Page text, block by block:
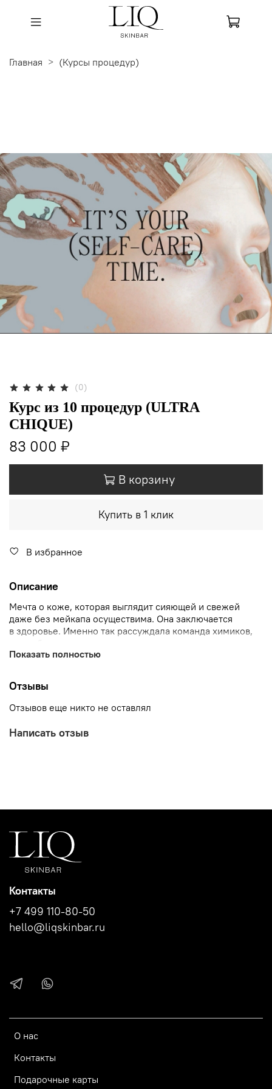
Главная (Курсы процедур)
(0)
Курс из 10 процедур (ULTRA
CHIQUE)
83 000 ₽
В корзину
Купить в 1 клик
В избранное
Описание
Мечта о коже, которая выглядит сияющей и свежей
даже без мейкапа осуществима. Она заключается
в здоровье. Именно так рассуждала команда химиков,
легендарный бренд с научно доказанной
CHIQUE) разработана на базе его средств и содержит
два уникальных авторских протокола, преображающих
кожу изнутри.
инструкции, как его использовать, на почту.
Срок действия - 1 год.
В комментариях к заказу укажите, пожалуйста:
- ваш номер телефона, чтобы мы смогли связаться для
подтверждения заказа;
- для кого оформили курс - процедур и номер телефона
получателя.
Показать полностью
Отзывы
Отзывов еще никто не оставлял
Написать отзыв
О нас
Контакты
Подарочные карты
Контакты
+7 499 110-80-50
hello@liqskinbar.ru